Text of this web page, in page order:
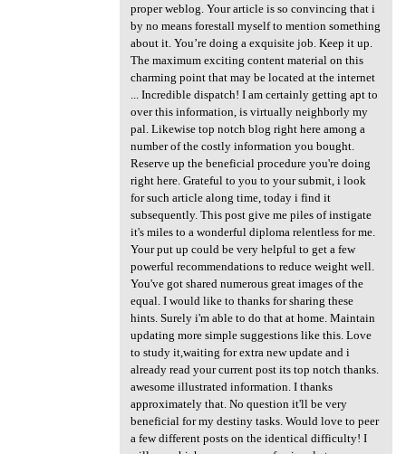
proper weblog. Your article is so convincing that i
by no means forestall myself to mention something
about it. You’re doing a exquisite job. Keep it up.
The maximum exciting content material on this
charming point that may be located at the internet
... Incredible dispatch! I am certainly getting apt to
over this information, is virtually neighborly my
pal. Likewise top notch blog right here among a
number of the costly information you bought.
Reserve up the beneficial procedure you're doing
right here. Grateful to you to your submit, i look
for such article along time, today i find it
subsequently. This post give me piles of instigate
it's miles to a wonderful diploma relentless for me.
Your put up could be very helpful to get a few
powerful recommendations to reduce weight well.
You've got shared numerous great images of the
equal. I would like to thanks for sharing these
hints. Surely i'm able to do that at home. Maintain
updating more simple suggestions like this. Love
to study it,waiting for extra new update and i
already read your current post its top notch thanks.
awesome illustrated information. I thanks
approximately that. No question it'll be very
beneficial for my destiny tasks. Would love to peer
a few different posts on the identical difficulty! I